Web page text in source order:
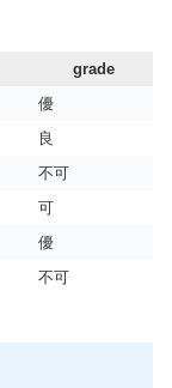
grade
優
良
不可
可
優
不可